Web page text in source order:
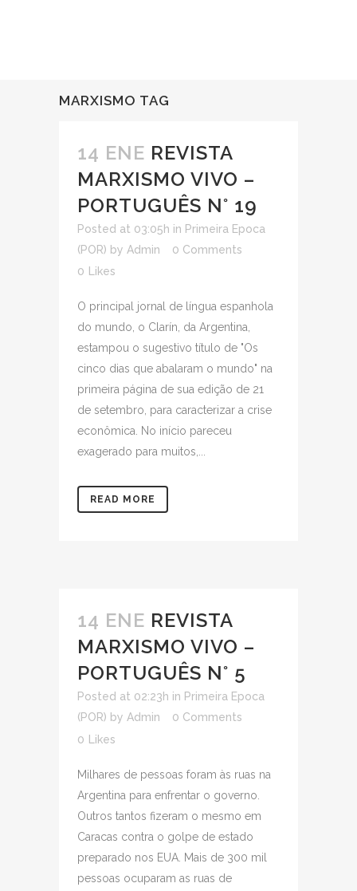
MARXISMO TAG
14 ENE REVISTA
MARXISMO VIVO –
PORTUGUÊS N° 19
Posted at 03:05h in Primeira Epoca
(POR) by Admin
0 Comments
0 Likes
O principal jornal de língua espanhola
do mundo, o Clarín, da Argentina,
estampou o sugestivo título de "Os
cinco dias que abalaram o mundo" na
primeira página de sua edição de 21
de setembro, para caracterizar a crise
econômica. No início pareceu
exagerado para muitos,...
READ MORE
14 ENE REVISTA
MARXISMO VIVO –
PORTUGUÊS N° 5
Posted at 02:23h in Primeira Epoca
(POR) by Admin
0 Comments
0
Likes
Milhares de pessoas foram às ruas na
Argentina para enfrentar o governo.
Outros tantos fizeram o mesmo em
Caracas contra o golpe de estado
preparado nos EUA. Mais de 300 mil
pessoas ocuparam as ruas de